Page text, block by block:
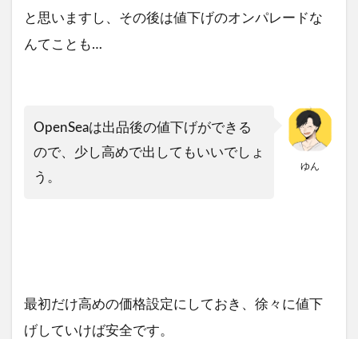
と思いますし、その後は値下げのオンパレードな
んてことも…
ゆん
OpenSeaは出品後の値下げができる
ので、少し高めで出してもいいでしょ
う。
最初だけ高めの価格設定にしておき、徐々に値下
げしていけば安全です。